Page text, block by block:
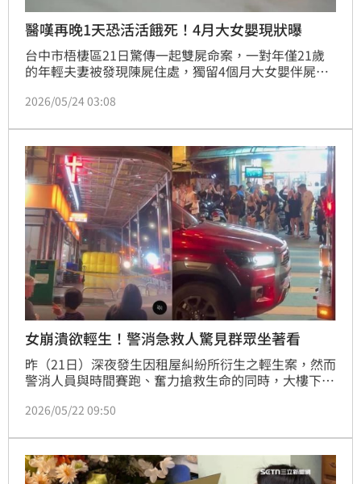
醫嘆再晚1天恐活活餓死！4月大女嬰現狀曝
台中市梧棲區21日驚傳一起雙屍命案，一對年僅21歲
的年輕夫妻被發現陳屍住處，獨留4個月大女嬰伴屍長
急送往梧棲童綜合醫院救治。醫療團隊透露，女嬰展現
象穩定，已能正常餵奶，正於小兒加護病房持續觀察。
院方直言若再晚1、2天發現，女嬰恐面臨生命危險，處
境令人鼻酸，此悲劇引發社會各界關注。
2026/05/24 03:08
女崩潰欲輕生！警消急救人驚見群眾坐著看
昨（21日）深夜發生因租屋糾紛所衍生之輕生案，然而
警消人員與時間賽跑、奮力搶救生命的同時，大樓下方
子因身陷租屋糾紛導致情緒徹底潰堤，企圖在新北市中
局人員及時趕赴現場、透過數小時耐心溝通與勸說後，
最終平安順利地將戴女從生死邊緣搶救回來。
2026/05/22 09:50